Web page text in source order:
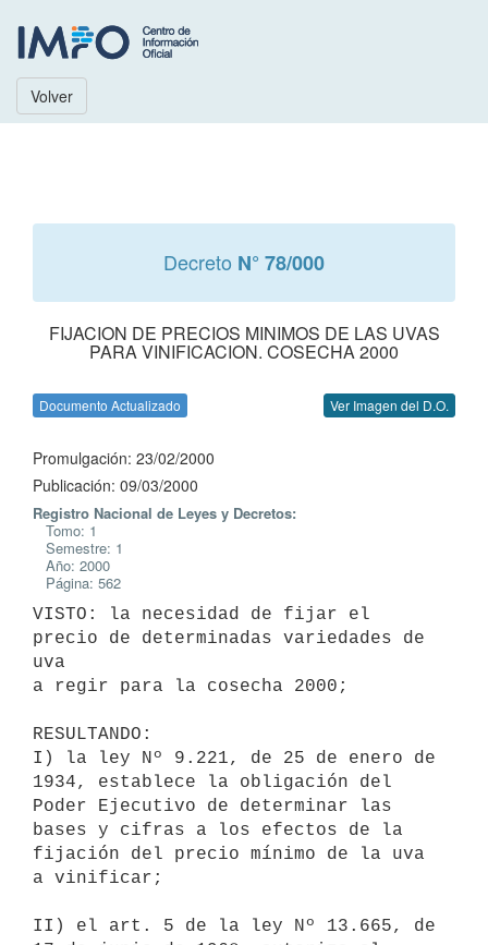
Volver
Decreto N° 78/000
FIJACION DE PRECIOS MINIMOS DE LAS UVAS
PARA VINIFICACION. COSECHA 2000
Documento Actualizado Ver Imagen del D.O.
Promulgación: 23/02/2000
Publicación: 09/03/2000
Registro Nacional de Leyes y Decretos:
Tomo: 1
Semestre: 1
Año: 2000
Página: 562
VISTO: la necesidad de fijar el
precio de determinadas variedades de
uva
a regir para la cosecha 2000;
RESULTANDO:
I) la ley Nº 9.221, de 25 de enero de
1934, establece la obligación del
Poder Ejecutivo de determinar las
bases y cifras a los efectos de la
fijación del precio mínimo de la uva
a vinificar;
II) el art. 5 de la ley Nº 13.665, de